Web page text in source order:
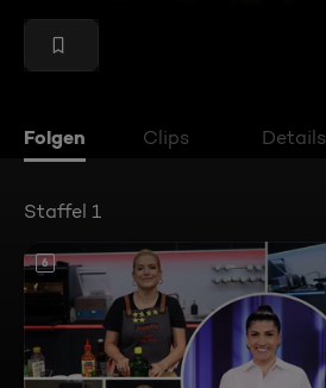
Folgen Clips Details
Staffel 1
6